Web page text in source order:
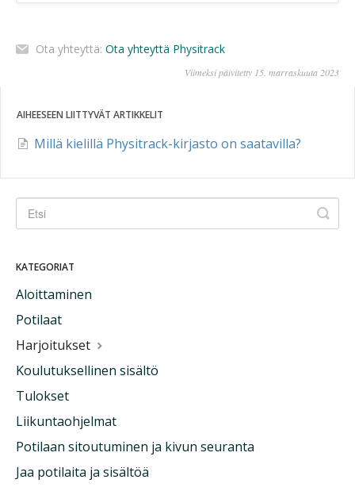
Ota yhteyttä: Ota yhteyttä Physitrack
Viimeksi päivitetty 15. marraskuuta 2023
AIHEESEEN LIITTYVÄT ARTIKKELIT
Millä kielillä Physitrack-kirjasto on saatavilla?
KATEGORIAT
Aloittaminen
Potilaat
Harjoitukset
Koulutuksellinen sisältö
Tulokset
Liikuntaohjelmat
Potilaan sitoutuminen ja kivun seuranta
Jaa potilaita ja sisältöä